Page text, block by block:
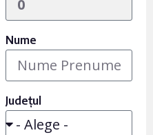
Nume
Județul